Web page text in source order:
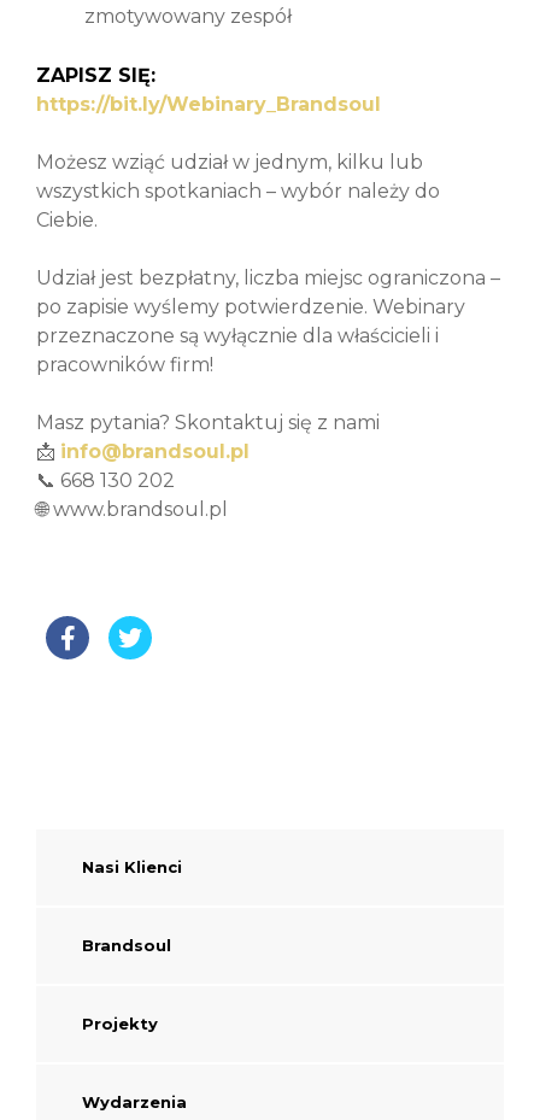
zmotywowany zespół
ZAPISZ SIĘ:
https://bit.ly/Webinary_Brandsoul
Możesz wziąć udział w jednym, kilku lub
wszystkich spotkaniach – wybór należy do
Ciebie.
Udział jest bezpłatny, liczba miejsc ograniczona –
po zapisie wyślemy potwierdzenie. Webinary
przeznaczone są wyłącznie dla właścicieli i
pracowników firm!
Masz pytania? Skontaktuj się z nami
📩 info@brandsoul.pl
📞 668 130 202
🌐 www.brandsoul.pl
Nasi Klienci
Brandsoul
Projekty
Wydarzenia